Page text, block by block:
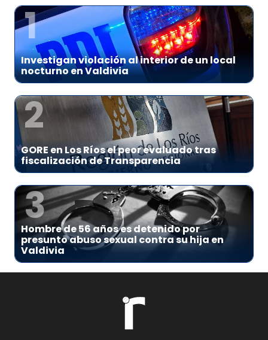
1
Investigan violación al interior de un local
nocturno en Valdivia
2
GORE en Los Ríos el peor evaluado tras
fiscalización de Transparencia
3
Hombre de 56 años es detenido por
presunto abuso sexual contra su hija en
Valdivia